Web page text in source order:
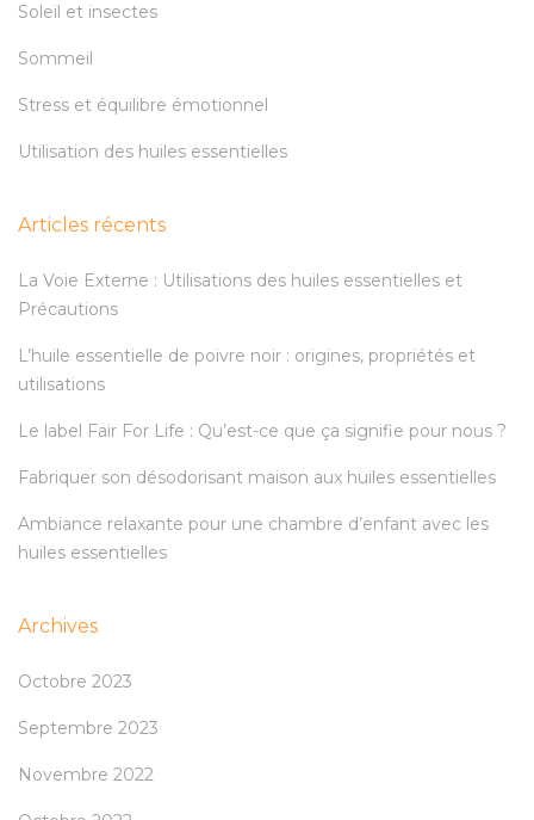
Soleil et insectes
Sommeil
Stress et équilibre émotionnel
Utilisation des huiles essentielles
Articles récents
La Voie Externe : Utilisations des huiles essentielles et
Précautions
L’huile essentielle de poivre noir : origines, propriétés et
utilisations
Le label Fair For Life : Qu’est-ce que ça signifie pour nous ?
Fabriquer son désodorisant maison aux huiles essentielles
Ambiance relaxante pour une chambre d’enfant avec les
huiles essentielles
Archives
Octobre 2023
Septembre 2023
Novembre 2022